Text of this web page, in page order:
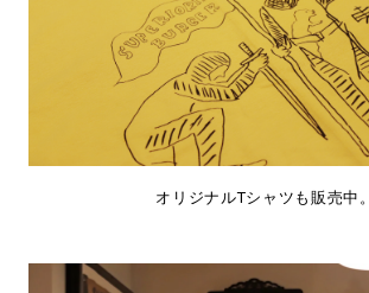
オリジナルTシャツも販売中。